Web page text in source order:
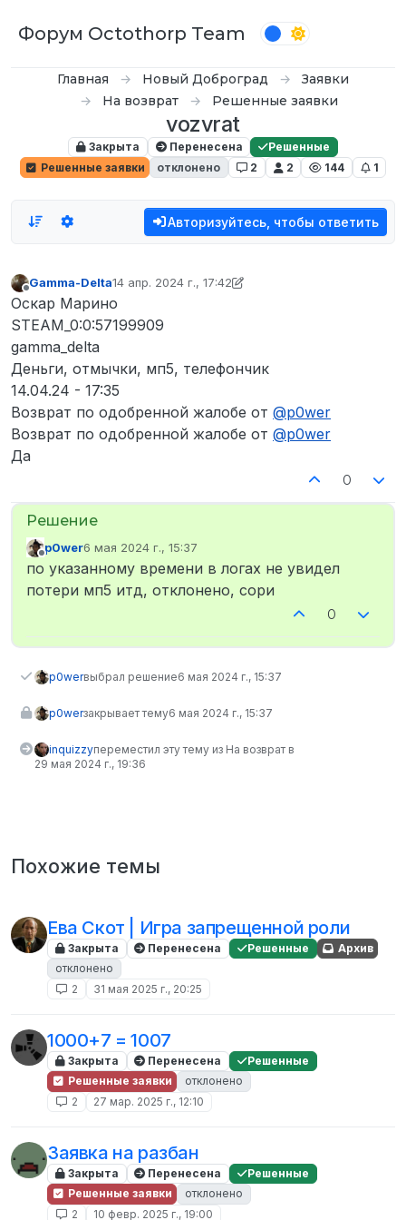
Форум Octothorp Team
Главная Новый Доброград
Заявки
На возврат
Решенные заявки
vozvrat
Закрыта Перенесена
Решенные
Решенные заявки
отклонено 2 2 144 1
Авторизуйтесь, чтобы ответить
Не в сети
Gamma-Delta14 апр. 2024 г., 17:42
отредактировано p0wer
Оскар Марино
STEAM_0:0:57199909
gamma_delta
Деньги, отмычки, мп5, телефончик
14.04.24 - 17:35
Возврат по одобренной жалобе от @p0wer
Возврат по одобренной жалобе от @p0wer
Да
0
Не в сети
p0wer6 мая 2024 г., 15:37
отредактировано
по указанному времени в логах не увидел
потери мп5 итд, отклонено, сори
0
p0werвыбрал решение6 мая 2024 г., 15:37
p0werзакрывает тему6 мая 2024 г., 15:37
inquizzyпереместил эту тему из На возврат в
29 мая 2024 г., 19:36
Похожие темы
Ева Скот | Игра запрещенной роли
Закрыта Перенесена Решенные
Архив
отклонено
2
31 мая 2025 г., 20:25
1000+7 = 1007
Закрыта Перенесена
Решенные
Решенные заявки
отклонено
2
27 мар. 2025 г., 12:10
Заявка на разбан
Закрыта Перенесена
Решенные
Решенные заявки
отклонено
2
10 февр. 2025 г., 19:00